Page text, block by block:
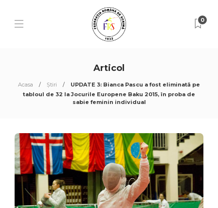
0
Articol
Acasa Știri
UPDATE 3: Bianca Pascu a fost eliminată pe
tabloul de 32 la Jocurile Europene Baku 2015, în proba de
sabie feminin individual